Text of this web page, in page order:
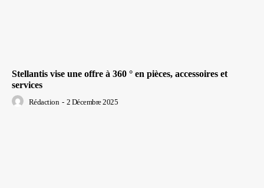
Stellantis vise une offre à 360 ° en pièces, accessoires et
services
Rédaction - 2 Décembre 2025